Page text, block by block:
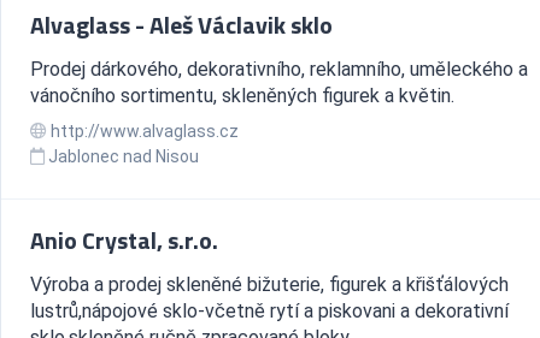
Alvaglass - Aleš Václavik sklo
Prodej dárkového, dekorativního, reklamního, uměleckého a
vánočního sortimentu, skleněných figurek a květin.
http://www.alvaglass.cz
Jablonec nad Nisou
Anio Crystal, s.r.o.
Výroba a prodej skleněné bižuterie, figurek a křišťálových
lustrů,nápojové sklo-včetně rytí a piskovani a dekorativní